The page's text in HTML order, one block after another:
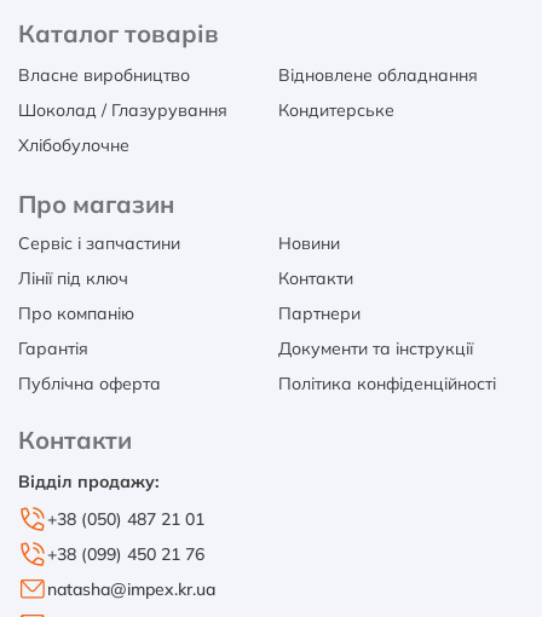
Каталог товарів
Власне виробництво
Відновлене обладнання
Шоколад / Глазурування
Кондитерське
Хлібобулочне
Про магазин
Сервіс і запчастини
Новини
Лінії під ключ
Контакти
Про компанію
Партнери
Гарантія
Документи та інструкції
Публічна оферта
Політика конфіденційності
Контакти
Відділ продажу:
+38 (050) 487 21 01
+38 (099) 450 21 76
natasha@impex.kr.ua